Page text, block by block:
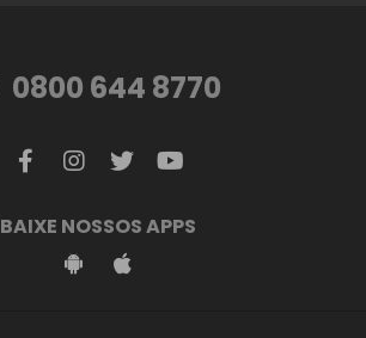
0800 644 8770
BAIXE NOSSOS APPS